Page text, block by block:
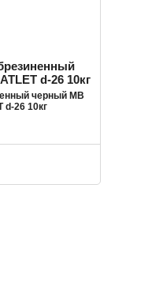
черный MB
d-26 10кг